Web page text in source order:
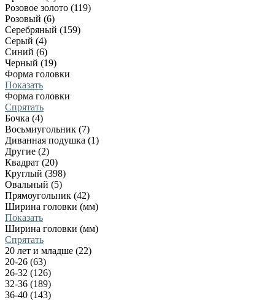
Розовое золото (119)
Розовый (6)
Серебряный (159)
Серый (4)
Синий (6)
Черный (19)
Форма головки
Показать
Форма головки
Спрятать
Бочка (4)
Восьмиугольник (7)
Диванная подушка (1)
Другие (2)
Квадрат (20)
Круглый (398)
Овальный (5)
Прямоугольник (42)
Ширина головки (мм)
Показать
Ширина головки (мм)
Спрятать
20 лет и младше (22)
20-26 (63)
26-32 (126)
32-36 (189)
36-40 (143)